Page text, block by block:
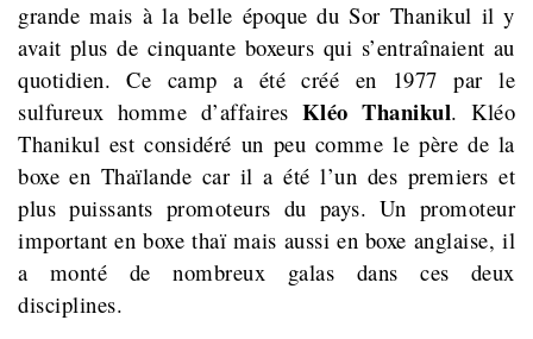
grande mais à la belle époque du Sor Thanikul il y
avait plus de cinquante boxeurs qui s’entraînaient au
quotidien.Ce camp a été créé en 1977 par le
sulfureux homme d’affaires Kléo Thanikul. Kléo
Thanikul est considéré un peu comme le père de la
boxe en Thaïlande car il a été l’un des premiers et
plus puissants promoteurs du pays. Un promoteur
important en boxe thaï mais aussi en boxe anglaise, il
a monté de nombreux galas dans ces deux
disciplines.